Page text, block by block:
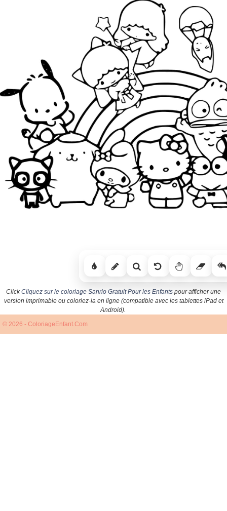
ClickCliquez sur le coloriage Sanrio Gratuit Pour les Enfants pour afficher une
version imprimable ou coloriez-la en ligne (compatible avec les tablettes iPad et
Android).
© 2026 - ColoriageEnfant.Com